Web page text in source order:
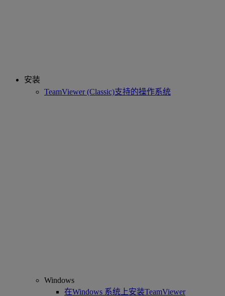
安装
TeamViewer (Classic)支持的操作系统
Windows
在Windows 系统上安装TeamViewer